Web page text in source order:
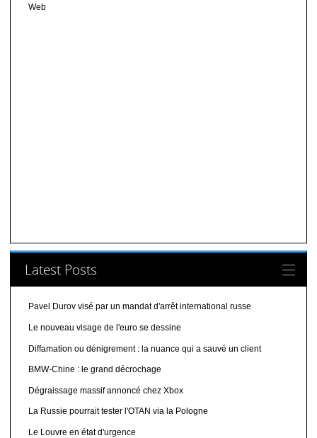
Web
Latest Posts
Pavel Durov visé par un mandat d'arrêt international russe
Le nouveau visage de l'euro se dessine
Diffamation ou dénigrement : la nuance qui a sauvé un client
BMW-Chine : le grand décrochage
Dégraissage massif annoncé chez Xbox
La Russie pourrait tester l'OTAN via la Pologne
Le Louvre en état d'urgence